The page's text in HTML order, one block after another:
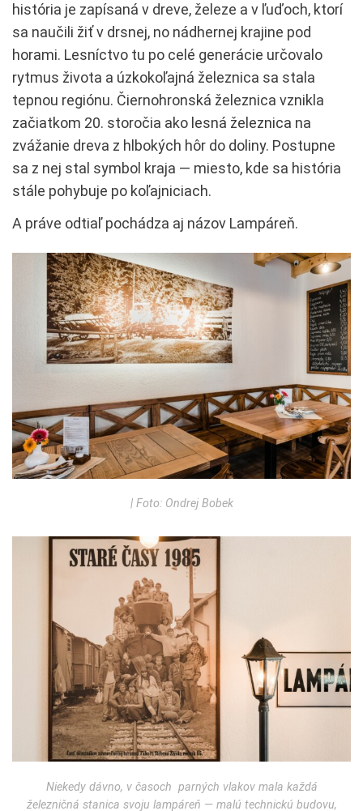
história je zapísaná v dreve, železe a v ľuďoch, ktorí
sa naučili žiť v drsnej, no nádhernej krajine pod
horami. Lesníctvo tu po celé generácie určovalo
rytmus života a úzkokoľajná železnica sa stala
tepnou regiónu. Čiernohronská železnica vznikla
začiatkom 20. storočia ako lesná železnica na
zvážanie dreva z hlbokých hôr do doliny. Postupne
sa z nej stal symbol kraja — miesto, kde sa história
stále pohybuje po koľajniciach.
A práve odtiaľ pochádza aj názov Lampáreň.
| Foto: Ondrej Bobek
Niekedy dávno, v časoch parných vlakov mala každá
železničná stanica svoju lampáreň — malú technickú budovu,